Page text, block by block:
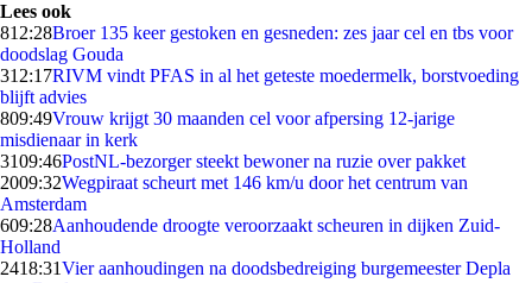
Lees ook
812:28Broer 135 keer gestoken en gesneden: zes jaar cel en tbs voor
doodslag Gouda
312:17RIVM vindt PFAS in al het geteste moedermelk, borstvoeding
blijft advies
809:49Vrouw krijgt 30 maanden cel voor afpersing 12-jarige
misdienaar in kerk
3109:46PostNL-bezorger steekt bewoner na ruzie over pakket
2009:32Wegpiraat scheurt met 146 km/u door het centrum van
Amsterdam
609:28Aanhoudende droogte veroorzaakt scheuren in dijken Zuid-
Holland
2418:31Vier aanhoudingen na doodsbedreiging burgemeester Depla